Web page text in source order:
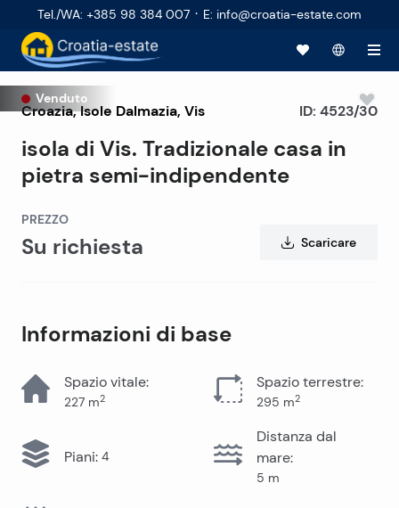
Tel./WA: +385 98 384 007 · E: info@croatia-estate.com
Venduto
Croazia,Isole Dalmazia, Vis
isola di Vis. Tradizionale casa in
pietra semi-indipendente
ID: 4523/30
PREZZO
Su richiesta Scaricare
Informazioni di base
Spazio vitale:
227 m2
Spazio terrestre:
295 m2
Piani: 4
Distanza dal
mare:
5 m